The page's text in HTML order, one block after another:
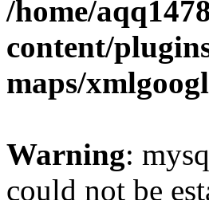
/home/
content/
maps/
Warning:
could not be